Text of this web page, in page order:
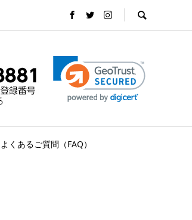
よくあるご質問（FAQ）